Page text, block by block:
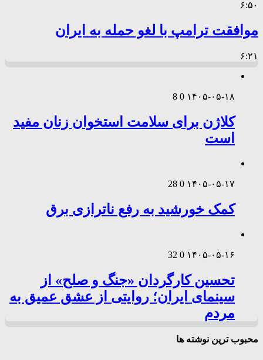
۶:۵۰
موافقت ترامپ با لغو حمله به ایران
۶:۲۱
۱۴۰۵-۰۵-۱۸ 0
8
کلاژن برای سلامت استخوان زنان مفید
است
۱۴۰۵-۰۵-۱۷ 0
28
کمک خورشید به رفع ناترازی برق
۱۴۰۵-۰۵-۱۶ 0
32
تحسین کارگردان «جنگ و صلح» از
سینمای ایران؛ روایتی از عشق عمیق به
مردم
محبوب ترین نوشته ها